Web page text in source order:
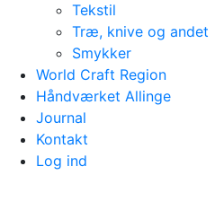
Tekstil
Træ, knive og andet
Smykker
World Craft Region
Håndværket Allinge
Journal
Kontakt
Log ind